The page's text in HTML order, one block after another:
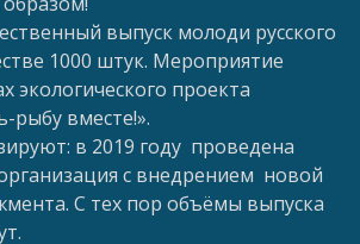
выпуск молоди русского
1000 штук. Мероприятие
экологического проекта
рыбу вместе!».
в 2019 году проведена
с внедрением новой
С тех пор объёмы выпуска